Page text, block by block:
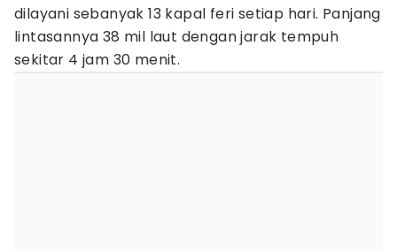
dilayani sebanyak 13 kapal feri setiap hari. Panjang
lintasannya 38 mil laut dengan jarak tempuh
sekitar 4 jam 30 menit.